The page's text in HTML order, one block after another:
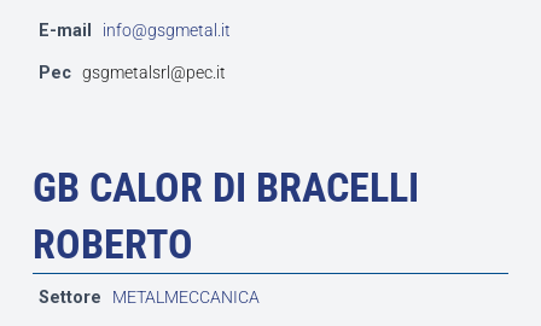
E-mail info@gsgmetal.it
Pec gsgmetalsrl@pec.it
GB CALOR DI BRACELLI
ROBERTO
Settore METALMECCANICA